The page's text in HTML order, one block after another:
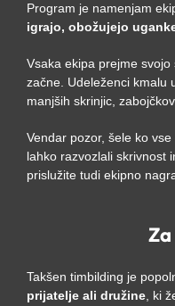
Program je namenjam
igrajo, obožujejo
Vsaka ekipa prejme svojo
začne. Udeleženci kmalu
manjših skrinjic,
Vendar pozor, šele ko
lahko razvozlali skrivnost
prislužite tudi ekipno
Takšen timbilding je
prijatelje ali družine, ki